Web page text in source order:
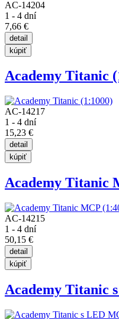
AC-14204
1 - 4 dní
7,66 €
Academy Titanic
AC-14217
1 - 4 dní
15,23 €
Academy Titanic
AC-14215
1 - 4 dní
50,15 €
Academy Titanic